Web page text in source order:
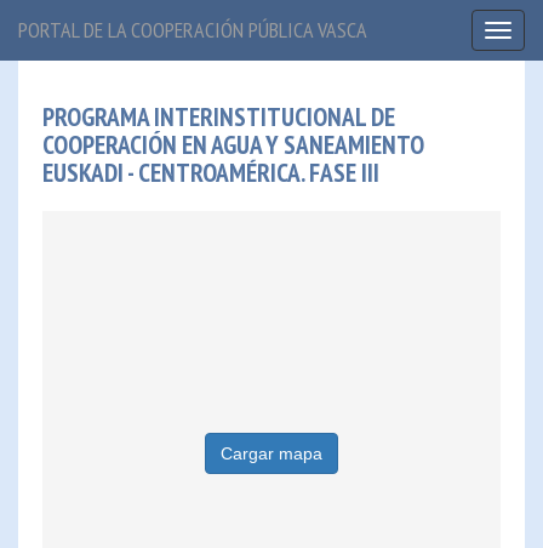
PORTAL DE LA COOPERACIÓN PÚBLICA VASCA
PROGRAMA INTERINSTITUCIONAL DE
COOPERACIÓN EN AGUA Y SANEAMIENTO
EUSKADI - CENTROAMÉRICA. FASE III
Cargar mapa